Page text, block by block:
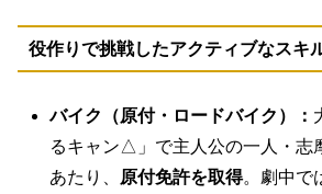
役作りで挑戦したアクティブなスキ
バイク（原付・ロードバイク）：
るキャン△」で主人公の一人・志
あたり、
原付免許を取得。劇中で